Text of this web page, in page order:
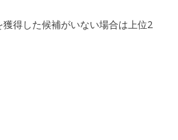
得した候補がいない場合は上位2